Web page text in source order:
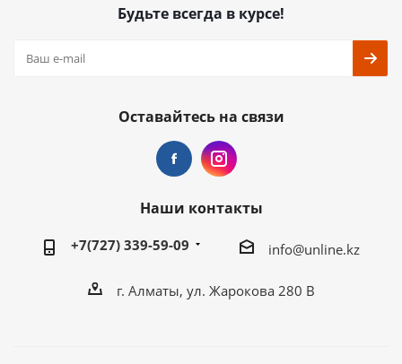
Будьте всегда в курсе!
Оставайтесь на связи
Наши контакты
+7(727) 339-59-09 info@unline.kz
г. Алматы, ул. Жарокова 280 В